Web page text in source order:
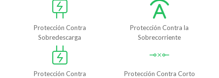
Protección Contra
Sobredescarga
Protección Contra la
Sobrecorriente
Protección Contra
Protección Contra Corto